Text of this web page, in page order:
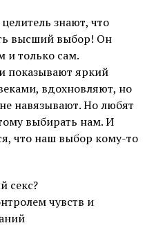
знают, что
высший выбор! Он
и только сам.
показывают яркий
вдохновляют, но
навязывают. Но любят
выбирать нам. И
что наш выбор кому-то
секс?
чувств и